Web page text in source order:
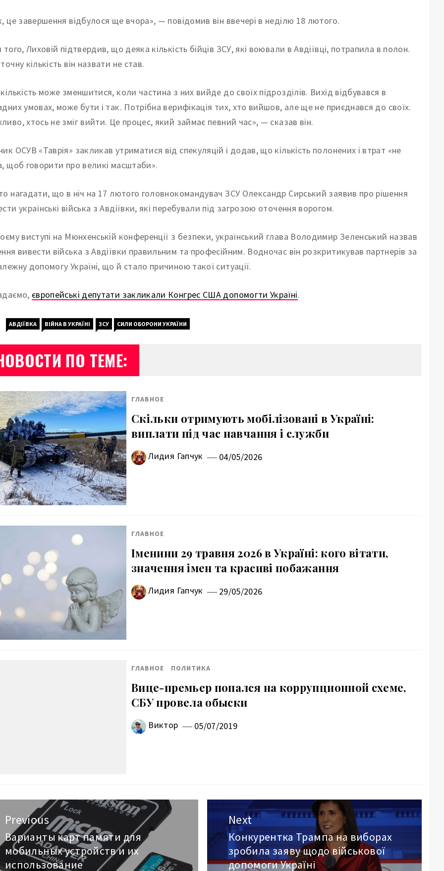
це завершення відбулося ще вчора», — повідомив він ввечері в неділю 18 лютого.
того, Лиховій підтвердив, що деяка кількість бійців ЗСУ, які воювали в Авдіївці, потрапила в полон.
кількість він назвати не став.
може зменшитися, коли частина з них вийде до своїх підрозділів. Вихід відбувався в
умовах, може бути і так. Потрібна верифікація тих, хто вийшов, але ще не приєднався до своїх.
хтось не зміг вийти. Це процес, який займає певний час», — сказав він.
ОСУВ «Таврія» закликав утриматися від спекуляцій і додав, що кількість полонених і втрат «не
щоб говорити про великі масштаби».
нагадати, що в ніч на 17 лютого головнокомандувач ЗСУ Олександр Сирський заявив про рішення
українські війська з Авдіївки, які перебували під загрозою оточення ворогом.
виступі на Мюнхенській конференції з безпеки, український глава Володимир Зеленський назвав
вивести війська з Авдіївки правильним та професійним. Водночас він розкритикував партнерів за
допомогу Україні, що й стало причиною такої ситуації.
європейські депутати закликали Конгрес США допомогти Україні.
АВДІЇВКА ВІЙНА В УКРАЇНІ ЗСУ СИЛИ ОБОРОНИ УКРАЇНИ
ПО ТЕМЕ:
ГЛАВНОЕ
Скільки отримують мобілізовані в Україні:
виплати під час навчання і служби
Лидия Гапчук 04/05/2026
ГЛАВНОЕ
Іменини 29 травня 2026 в Україні: кого вітати,
значення імен та красиві побажання
Лидия Гапчук 29/05/2026
ГЛАВНОЕ ПОЛИТИКА
Вице-премьер попался на коррупционной схеме,
СБУ провела обыски
Виктор 05/07/2019
Previous
Previous
post:
Варианты карт памяти для
мобильных устройств и их
использование
Next
Next
post:
Конкурентка Трампа на виборах
зробила заяву щодо військової
допомоги Україні